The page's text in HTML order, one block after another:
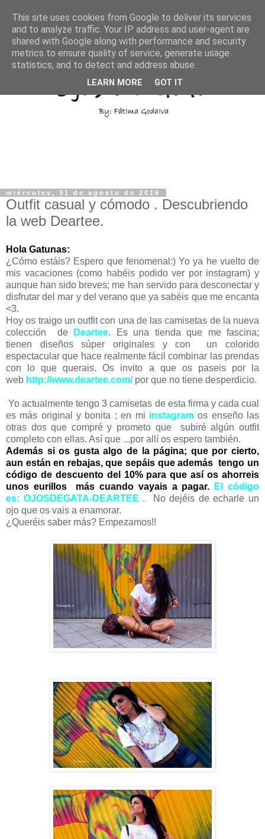
miércoles, 31 de agosto de 2016
Outfit casual y cómodo . Descubriendo
la web Deartee.
Hola Gatunas:
¿Cómo estáis? Espero que fenomenal:) Yo ya he vuelto de
mis vacaciones (como habéis podido ver por instagram) y
aunque han sido breves; me han servido para desconectar y
disfrutar del mar y del verano que ya sabéis que me encanta
<3.
Hoy os traigo un outfit con una de las camisetas de la nueva
colección de
Deartee. Es una tienda que me fascina;
tienen diseños súper originales y con un colorido
espectacular que hace realmente fácil combinar las prendas
con lo que querais. Os invito a que os paseis por la
web http://www.deartee.com/por que no tiene desperdicio.
Yo actualmente tengo 3 camisetas de esta firma y cada cual
es más original y bonita ; en mi instagramos enseño las
otras dos que compré y prometo que subiré algún outfit
completo con ellas. Así que ...por allí os espero también.
Además si os gusta algo de la página; que por cierto,
aun están en rebajas, que sepáis que además tengo un
código de descuento del 10% para que asíos ahorreis
unos eurillos más cuando vayais a pagar.
El código
es: OJOSDEGATA-DEARTEE .
No dejéis de echarle un
ojo que os vais a enamorar.
¿Queréis saber más? Empezamos!!
This site uses cookies from Google to deliver its services
and to analyze traffic. Your IP address and user-agent are
shared with Google along with performance and security
metrics to ensure quality of service, generate usage
statistics, and to detect and address abuse.
LEARN MORE GOT IT